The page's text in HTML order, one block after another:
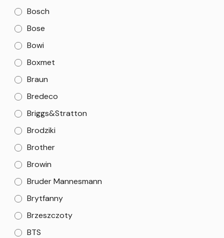
Bosch
Bose
Bowi
Boxmet
Braun
Bredeco
Briggs&Stratton
Brodziki
Brother
Browin
Bruder Mannesmann
Brytfanny
Brzeszczoty
BTS